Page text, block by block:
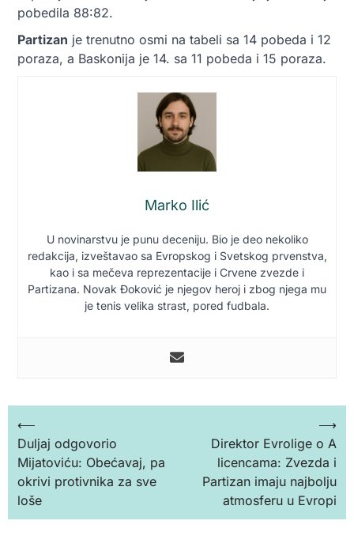
pobedila 88:82.
Partizan je trenutno osmi na tabeli sa 14 pobeda i 12
poraza, a Baskonija je 14. sa 11 pobeda i 15 poraza.
Marko Ilić
U novinarstvu je punu deceniju. Bio je deo nekoliko
redakcija, izveštavao sa Evropskog i Svetskog prvenstva,
kao i sa mečeva reprezentacije i Crvene zvezde i
Partizana. Novak Đoković je njegov heroj i zbog njega mu
je tenis velika strast, pored fudbala.
Кретање
чланка
⟵
Duljaj odgovorio
Mijatoviću: Obećavaj, pa
okrivi protivnika za sve
loše
Direktor Evrolige o A
licencama: Zvezda i
Partizan imaju najbolju
atmosferu u Evropi
⟶